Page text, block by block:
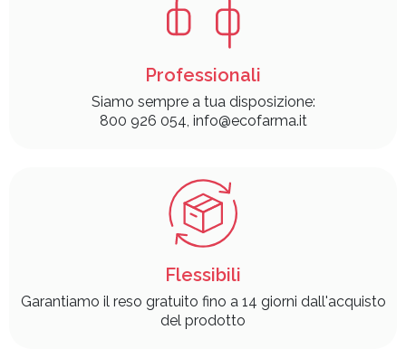
Professionali
Siamo sempre a tua disposizione:
800 926 054, info@ecofarma.it
Flessibili
Garantiamo il reso gratuito fino a 14 giorni dall'acquisto
del prodotto